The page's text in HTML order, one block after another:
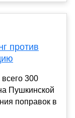
против
300
Пушкинской
поправок в